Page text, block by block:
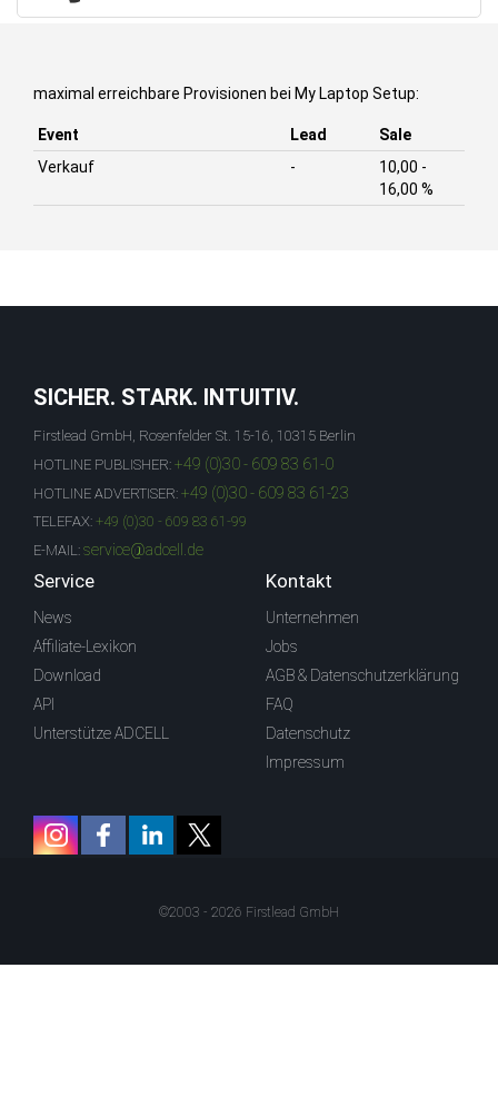
maximal erreichbare Provisionen bei My Laptop Setup:
Event Lead
Sale
Verkauf
-
10,00 -
16,00 %
SICHER. STARK. INTUITIV.
Firstlead GmbH, Rosenfelder St. 15-16, 10315 Berlin
HOTLINE PUBLISHER: +49 (0)30 - 609 83 61-0
HOTLINE ADVERTISER: +49 (0)30 - 609 83 61-23
TELEFAX: +49 (0)30 - 609 83 61-99
E-MAIL: service@adcell.de
Service
News
Affiliate-Lexikon
Download
API
Unterstütze ADCELL
Kontakt
Unternehmen
Jobs
AGB & Datenschutzerklärung
FAQ
Datenschutz
Impressum
©2003 - 2026 Firstlead GmbH